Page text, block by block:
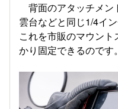
背面のアタッチメン
雲台などと同じ1/4イ
これを市販のマウン
かり固定できるのです。